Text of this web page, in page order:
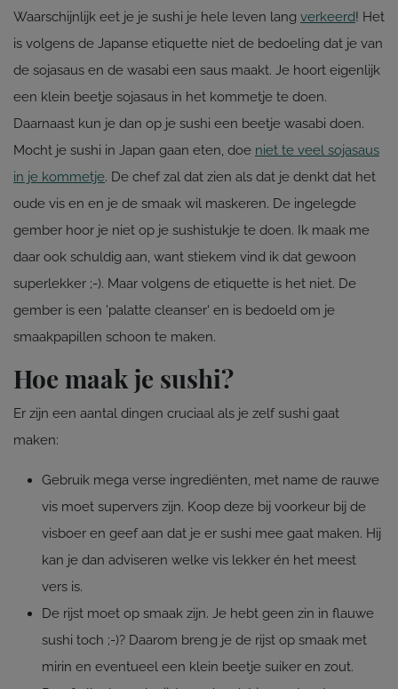
Waarschijnlijk eet je je sushi je hele leven lang verkeerd! Het
is volgens de Japanse etiquette niet de bedoeling dat je van
de sojasaus en de wasabi een saus maakt. Je hoort eigenlijk
een klein beetje sojasaus in het kommetje te doen.
Daarnaast kun je dan op je sushi een beetje wasabi doen.
Mocht je sushi in Japan gaan eten, doe niet te veel sojasaus
in je kommetje. De chef zal dat zien als dat je denkt dat het
oude vis en en je de smaak wil maskeren. De ingelegde
gember hoor je niet op je sushistukje te doen. Ik maak me
daar ook schuldig aan, want stiekem vind ik dat gewoon
superlekker ;-). Maar volgens de etiquette is het niet. De
gember is een 'palatte cleanser' en is bedoeld om je
smaakpapillen schoon te maken.
Hoe maak je sushi?
Er zijn een aantal dingen cruciaal als je zelf sushi gaat
maken:
Gebruik mega verse ingrediënten, met name de rauwe
vis moet supervers zijn. Koop deze bij voorkeur bij de
visboer en geef aan dat je er sushi mee gaat maken. Hij
kan je dan adviseren welke vis lekker én het meest
vers is.
De rijst moet op smaak zijn. Je hebt geen zin in flauwe
sushi toch ;-)? Daarom breng je de rijst op smaak met
mirin en eventueel een klein beetje suiker en zout.